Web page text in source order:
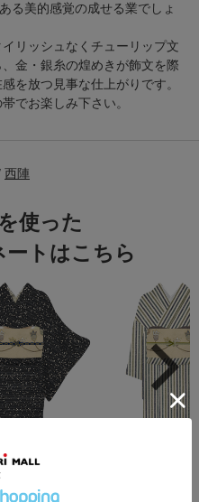
る美的感覚の成せる業でしょ
リッシュなくチューリップ文
金・銀糸の煌めきが飾文を際
を放つ見事な仕上がりです。
でお楽しみ下さい。
西陣
使った
トはこちら